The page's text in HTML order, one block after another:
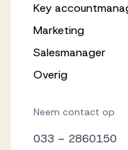
Key
Marketing
Salesmanager
Overig
Neem contact op
033 – 2860150